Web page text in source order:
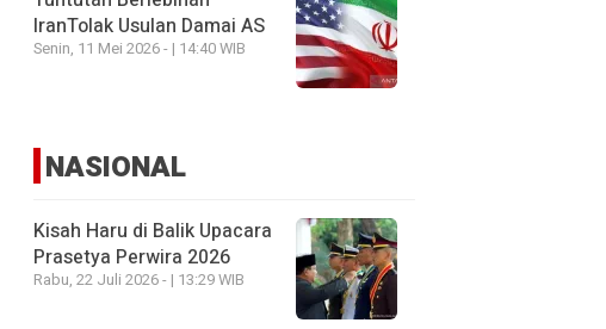
IranTolak Usulan Damai AS
Senin, 11 Mei 2026 - | 14:40 WIB
NASIONAL
Kisah Haru di Balik Upacara
Prasetya Perwira 2026
Rabu, 22 Juli 2026 - | 13:29 WIB